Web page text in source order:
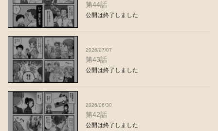
第44話
公開は終了しました
2026/07/07
第43話
公開は終了しました
2026/06/30
第42話
公開は終了しました